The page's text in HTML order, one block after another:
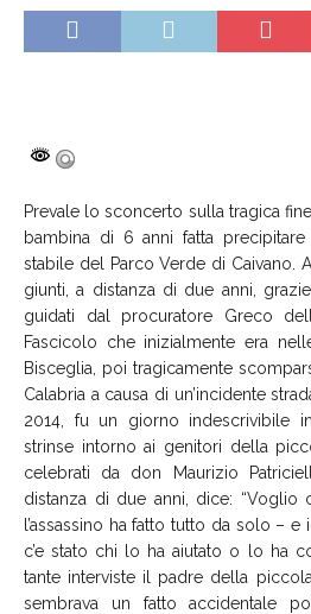
Prevale lo sconcerto sulla tragica
bambina di 6 anni fatta
stabile del Parco Verde di Caivano.
giunti, a distanza di due anni,
guidati dal procuratore Greco
Fascicolo che inizialmente era
Bisceglia, poi tragicamente
Calabria a causa di un’incidente
2014, fu un giorno indescrivibile
strinse intorno ai genitori della
celebrati da don Maurizio
distanza di due anni, dice: “Voglio
l’assassino ha fatto tutto da solo –
c’e stato chi lo ha aiutato o lo ha
tante interviste il padre della
sembrava un fatto accidentale